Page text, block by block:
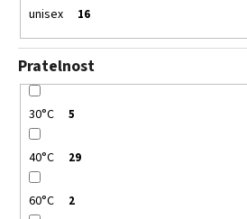
unisex 16
Pratelnost
30°C 5
40°C 29
60°C 2